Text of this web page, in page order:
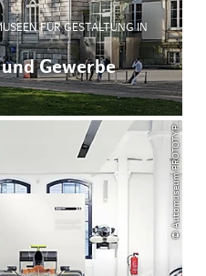
FÜR GESTALTUNG IN
Gewerbe
© Automuseum PROTOTYP